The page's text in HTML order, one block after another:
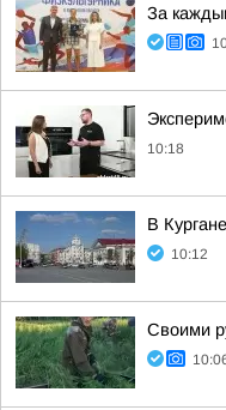
За
10:18
В
10:12
Своими